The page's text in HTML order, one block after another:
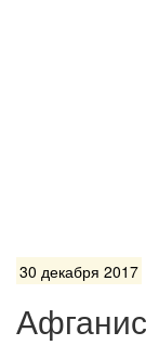
30 декабря 2017